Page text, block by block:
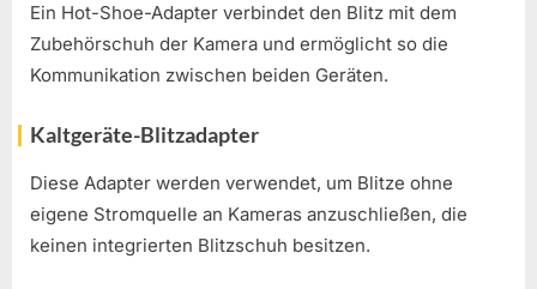
Ein Hot-Shoe-Adapter verbindet den Blitz mit dem
Zubehörschuh der Kamera und ermöglicht so die
Kommunikation zwischen beiden Geräten.
Kaltgeräte-Blitzadapter
Diese Adapter werden verwendet, um Blitze ohne
eigene Stromquelle an Kameras anzuschließen, die
keinen integrierten Blitzschuh besitzen.